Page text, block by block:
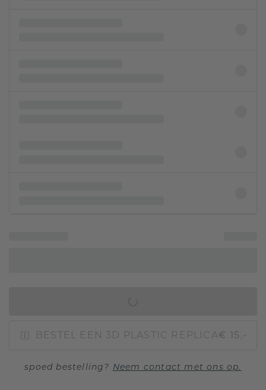
BESTEL EEN 3D PLASTIC REPLICA€ 15,-
spoed bestelling? Neem contact met ons op.